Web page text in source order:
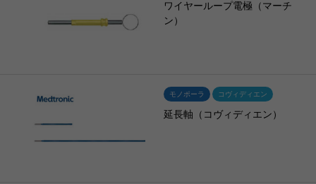
ワイヤーループ電極（マーチ
ン）
モノポーラ コヴィディエン
延長軸（コヴィディエン）